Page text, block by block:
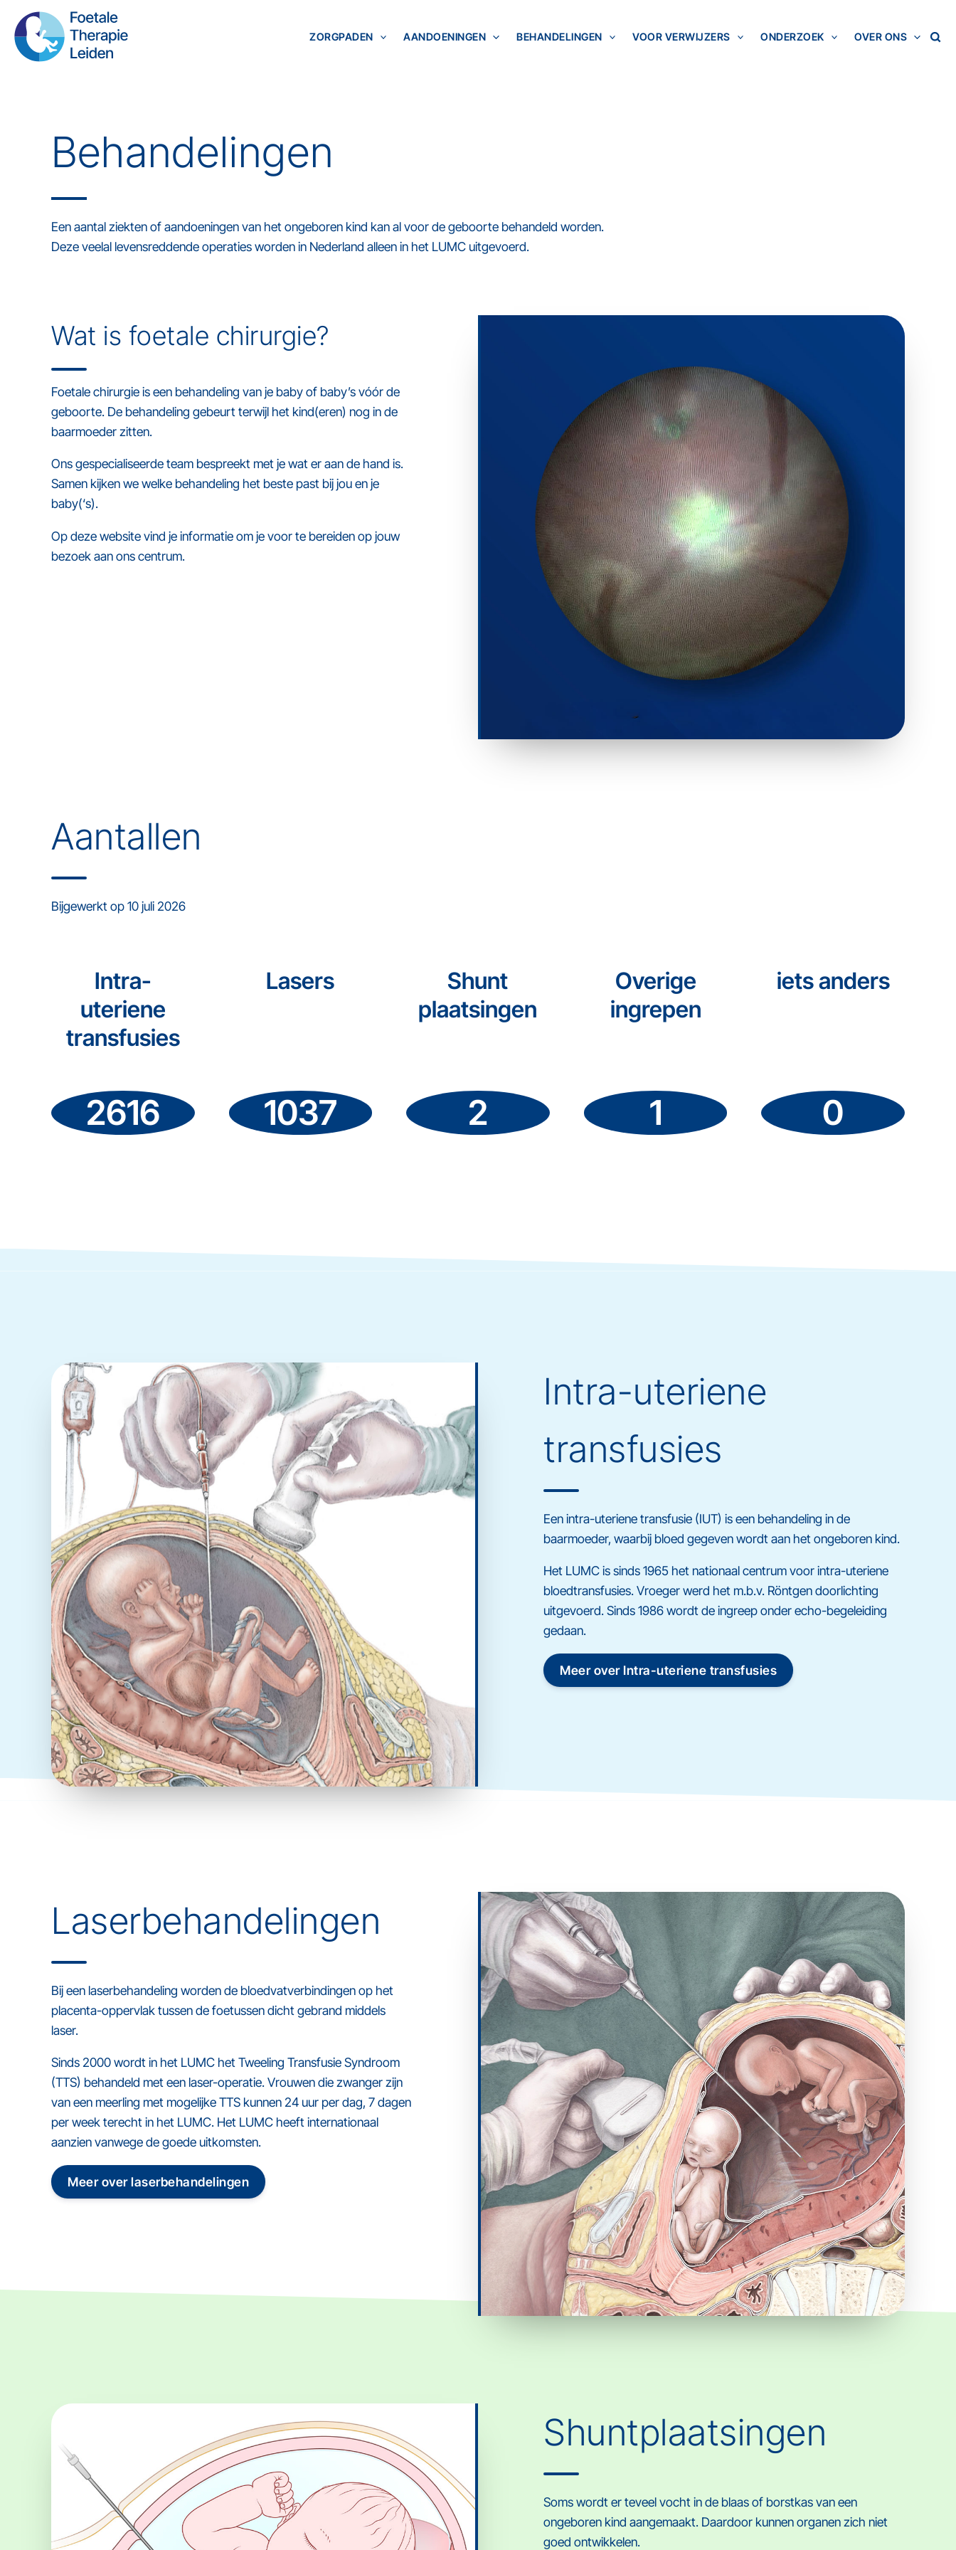
naar
inhoud
ZORGPADEN AANDOENINGEN BEHANDELINGEN VOOR VERWIJZERS ONDERZOEK OVER ONS
Behandelingen
Een aantal ziekten of aandoeningen van het ongeboren kind kan al voor de geboorte behandeld worden.
Deze veelal levensreddende operaties worden in Nederland alleen in het LUMC uitgevoerd.
Wat is foetale chirurgie?
Foetale chirurgie is een behandeling van je baby of baby’s vóór de
geboorte. De behandeling gebeurt terwijl het kind(eren) nog in de
baarmoeder zitten.
Ons gespecialiseerde team bespreekt met je wat er aan de hand is.
Samen kijken we welke behandeling het beste past bij jou en je
baby(‘s).
Op deze website vind je informatie om je voor te bereiden op jouw
bezoek aan ons centrum.
Aantallen
Bijgewerkt op 10 juli 2026
Intra-
uteriene
transfusies
Lasers
Shunt
plaatsingen
Overige
ingrepen
iets anders
2616 1037 2 1 0
Intra-uteriene
transfusies
Een intra-uteriene transfusie (IUT) is een behandeling in de
baarmoeder, waarbij bloed gegeven wordt aan het ongeboren kind.
Het LUMC is sinds 1965 het nationaal centrum voor intra-uteriene
bloedtransfusies. Vroeger werd het m.b.v. Röntgen doorlichting
uitgevoerd. Sinds 1986 wordt de ingreep onder echo-begeleiding
gedaan.
Meer over Intra-uteriene transfusies
Laserbehandelingen
Bij een laserbehandeling worden de bloedvatverbindingen op het
placenta-oppervlak tussen de foetussen dicht gebrand middels
laser.
Sinds 2000 wordt in het LUMC het Tweeling Transfusie Syndroom
(TTS) behandeld met een laser-operatie. Vrouwen die zwanger zijn
van een meerling met mogelijke TTS kunnen 24 uur per dag, 7 dagen
per week terecht in het LUMC. Het LUMC heeft internationaal
aanzien vanwege de goede uitkomsten.
Meer over laserbehandelingen
Shuntplaatsingen
Soms wordt er teveel vocht in de blaas of borstkas van een
ongeboren kind aangemaakt. Daardoor kunnen organen zich niet
goed ontwikkelen.